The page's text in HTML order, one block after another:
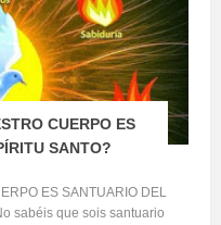
CUERPO ES
SANTO?
ES SANTUARIO DEL
sabéis que sois santuario